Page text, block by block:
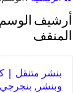
أرشيف
المنقف
وبنشر,